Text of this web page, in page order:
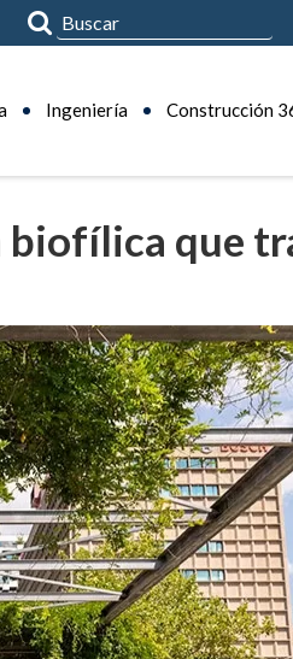
Ingeniería Construcción
biofílica que